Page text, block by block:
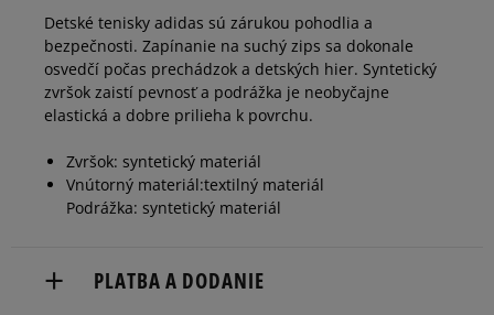
31 18,7 cm Informovať o dostupnosti
32 19,5 cm Informovať o dostupnosti
33 20 cm
Detské tenisky adidas sú zárukou pohodlia a
bezpečnosti. Zapínanie na suchý zips sa dokonale
osvedčí počas prechádzok a detských hier. Syntetický
zvršok zaistí pevnosť a podrážka je neobyčajne
elastická a dobre prilieha k povrchu.
Zvršok: syntetický materiál
Vnútorný materiál:textilný materiál
Podrážka: syntetický materiál
PLATBA A DODANIE